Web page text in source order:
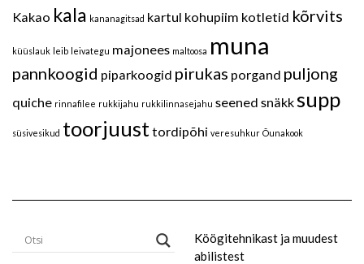
Kakao kala kananagitsad kartul kohupiim kotletid kõrvits
küüslauk leib leivategu majonees maltoosa muna
pannkoogid piparkoogid pirukas porgand puljong
quiche rinnafilee rukkijahu rukkilinnasejahu seened snäkk supp
süsivesikud toorjuust tordipõhi veresuhkur Õunakook
Köögitehnikast ja muudest
abilistest